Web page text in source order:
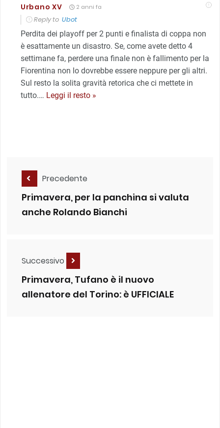
Urbano XV 2 anni fa
Reply to Ubot
Perdita dei playoff per 2 punti e finalista di coppa non
è esattamente un disastro. Se, come avete detto 4
settimane fa, perdere una finale non è fallimento per la
Fiorentina non lo dovrebbe essere neppure per gli altri.
Sul resto la solita gravità retorica che ci mettete in
tutto.… Leggi il resto »
Precedente
Primavera, per la panchina si valuta
anche Rolando Bianchi
Successivo
Primavera, Tufano è il nuovo
allenatore del Torino: è UFFICIALE